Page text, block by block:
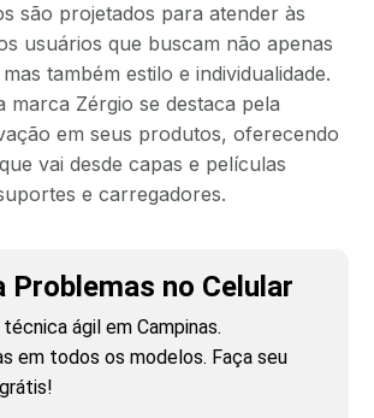
são projetados para atender às
usuários que buscam não apenas
também estilo e individualidade.
marca Zérgio se destaca pela
em seus produtos, oferecendo
vai desde capas e películas
e carregadores.
Problemas no Celular
ágil em Campinas.
em todos os modelos. Faça seu